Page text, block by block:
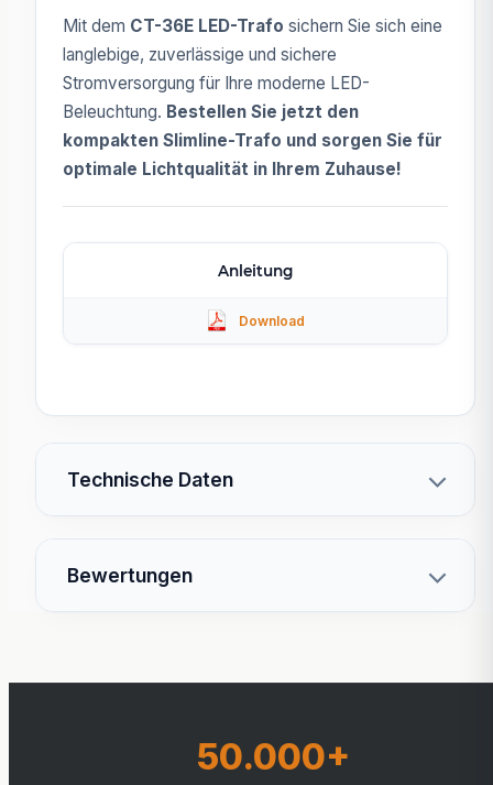
Mit dem CT-36E LED-Trafo sichern Sie sich eine
langlebige, zuverlässige und sichere
Stromversorgung für Ihre moderne LED-
Beleuchtung. Bestellen Sie jetzt den
kompakten Slimline-Trafo und sorgen Sie für
optimale Lichtqualität in Ihrem Zuhause!
Anleitung
Technische Daten
Bewertungen
50.000+